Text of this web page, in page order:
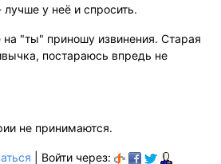
лучше у неё и спросить.
"ты" приношу извинения. Старая
постараюсь впредь не
не принимаются.
| Войти через: